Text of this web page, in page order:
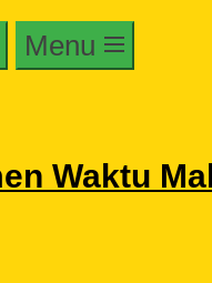
Menu
Waktu